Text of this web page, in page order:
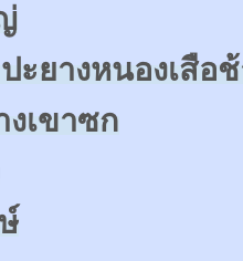
ะยางหนองเสือ
งเขาซก